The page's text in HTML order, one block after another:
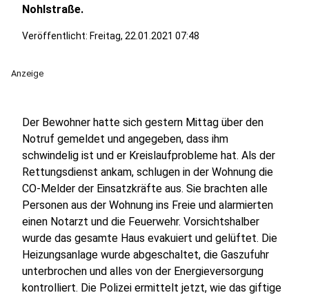
Nohlstraße.
Veröffentlicht: Freitag, 22.01.2021 07:48
Anzeige
Der Bewohner hatte sich gestern Mittag über den
Notruf gemeldet und angegeben, dass ihm
schwindelig ist und er Kreislaufprobleme hat. Als der
Rettungsdienst ankam, schlugen in der Wohnung die
CO-Melder der Einsatzkräfte aus. Sie brachten alle
Personen aus der Wohnung ins Freie und alarmierten
einen Notarzt und die Feuerwehr. Vorsichtshalber
wurde das gesamte Haus evakuiert und gelüftet. Die
Heizungsanlage wurde abgeschaltet, die Gaszufuhr
unterbrochen und alles von der Energieversorgung
kontrolliert. Die Polizei ermittelt jetzt, wie das giftige